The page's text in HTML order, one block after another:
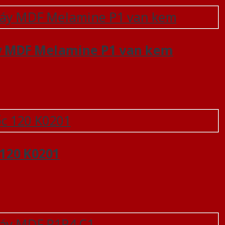
MDF Melamine P1 van kem
K0201